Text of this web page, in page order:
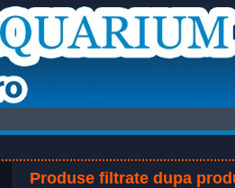
Produse filtrate dupa